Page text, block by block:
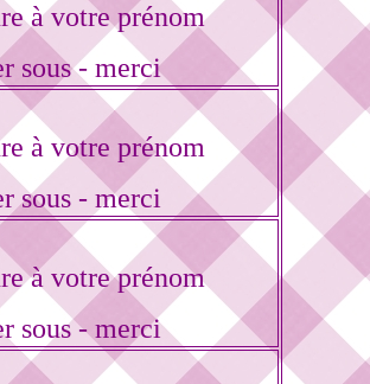
à votre prénom
sous - merci
à votre prénom
sous - merci
à votre prénom
sous - merci